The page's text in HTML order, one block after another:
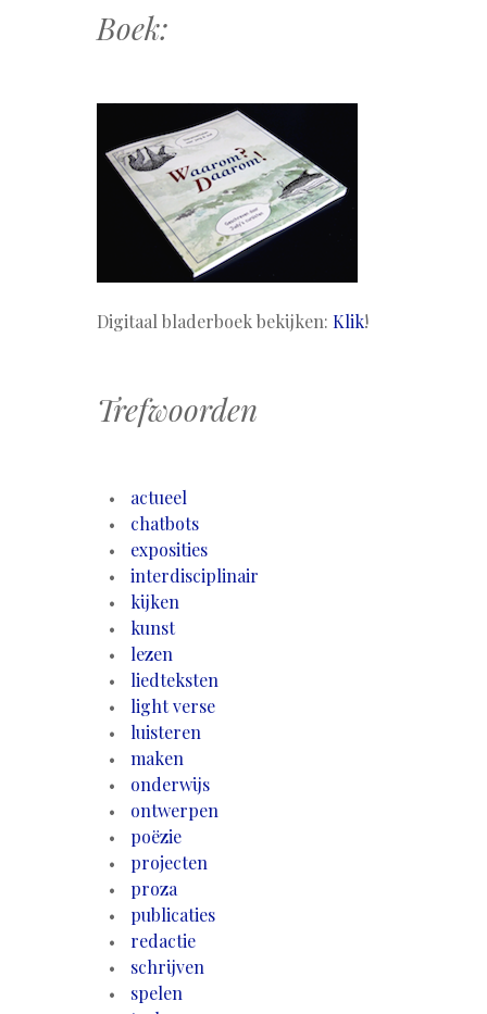
Boek:
Digitaal bladerboek bekijken: Klik!
Trefwoorden
actueel
chatbots
exposities
interdisciplinair
kijken
kunst
lezen
liedteksten
light verse
luisteren
maken
onderwijs
ontwerpen
poëzie
projecten
proza
publicaties
redactie
schrijven
spelen